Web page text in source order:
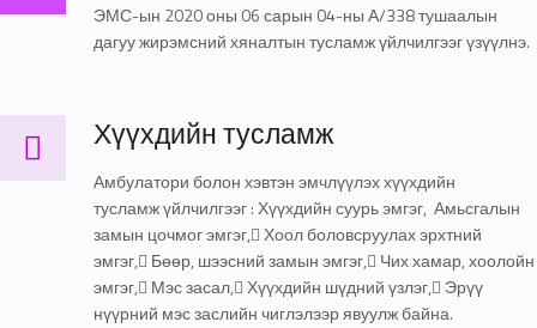
ЭМС-ын 2020 оны 06 сарын 04-ны А/338 тушаалын
дагуу жирэмсний хяналтын тусламж үйлчилгээг үзүүлнэ.
Хүүхдийн тусламж
Хүүхдийн тусламж
Амбулатори болон хэвтэн эмчлүүлэх хүүхдийн
тусламж үйлчилгээг : Хүүхдийн суурь эмгэг, Амьсгалын
замын цочмог эмгэг, Хоол боловсруулах эрхтний
эмгэг, Бөөр, шээсний замын эмгэг, Чих хамар, хоолойн
эмгэг, Мэс засал, Хүүхдийн шүдний үзлэг, Эрүү
нүүрний мэс заслийн чиглэлээр явуулж байна.